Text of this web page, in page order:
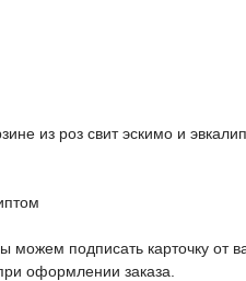
из роз свит эскимо и
можем подписать карточку от
оформлении заказа.